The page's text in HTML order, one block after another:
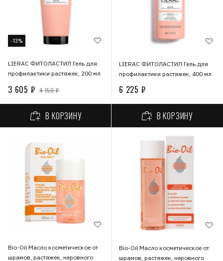
-13%
LIERAC ФИТОЛАСТИЛ Гель для
профилактики растяжек, 200 мл
3 605 ₽ 4 150 ₽
В КОРЗИНУ
LIERAC ФИТОЛАСТИЛ Гель для
профилактики растяжек, 400 мл
6 225 ₽
В КОРЗИНУ
Bio-Oil Масло косметическое от
шрамов, растяжек, неровного
Bio-Oil Масло косметическое от
шрамов, растяжек, неровного